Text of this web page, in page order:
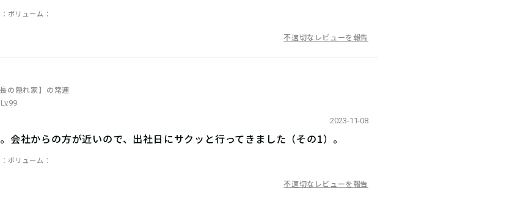
ボリューム
不適切なレビューを報告
の隠れ家】の常連
2023-11-08
会社からの方が近いので、出社日にサクッと行ってきました（その1）。
ボリューム
不適切なレビューを報告